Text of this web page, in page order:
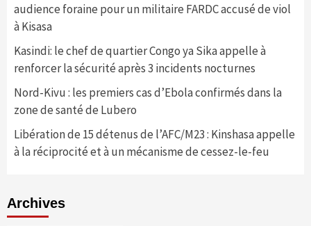
audience foraine pour un militaire FARDC accusé de viol
à Kisasa
Kasindi: le chef de quartier Congo ya Sika appelle à
renforcer la sécurité après 3 incidents nocturnes
Nord-Kivu : les premiers cas d’Ebola confirmés dans la
zone de santé de Lubero
Libération de 15 détenus de l’AFC/M23 : Kinshasa appelle
à la réciprocité et à un mécanisme de cessez-le-feu
Archives